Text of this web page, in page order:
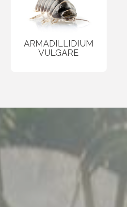
ARMADILLIDIUM
VULGARE